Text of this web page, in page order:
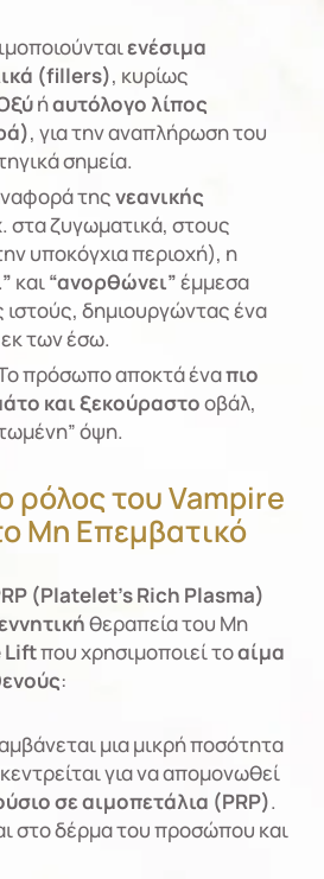
ενέσιμα
(fillers), κυρίως
ήαυτόλογο λίπος
, για την αναπλήρωση του
σημεία.
τηςνεανικής
στα ζυγωματικά, στους
υποκόγχια περιοχή), η
και“ανορθώνει”έμμεσα
δημιουργώντας ένα
εκ των έσω.
πρόσωπο αποκτά έναπιο
και ξεκούραστοοβάλ,
όψη.
ρόλος του Vampire
Μη Επεμβατικό
(Platelet’s Rich Plasma)
θεραπεία του Μη
Liftπου χρησιμοποιεί τοαίμα
:
μια μικρή ποσότητα
για να απομονωθεί
σε αιμοπετάλια (PRP).
στο δέρμα του προσώπου και